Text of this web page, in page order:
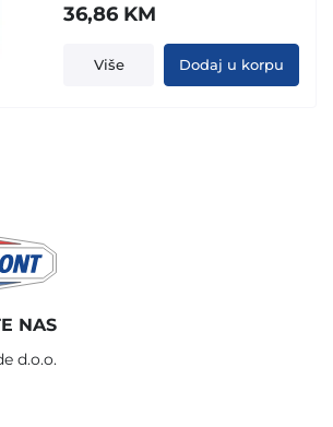
36,86 KM
Više Dodaj u korpu
NAS
d.o.o.